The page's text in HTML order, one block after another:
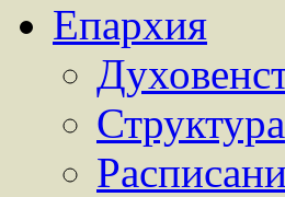
Епархия
Структура